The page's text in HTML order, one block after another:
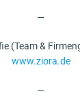
—
(Team &
www.ziora.de
—